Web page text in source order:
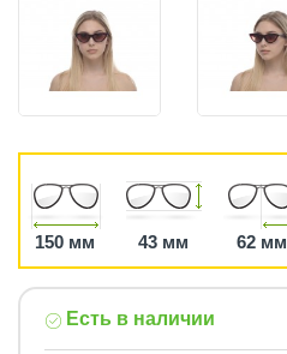
150 мм 43 мм 62 мм
Есть в наличии